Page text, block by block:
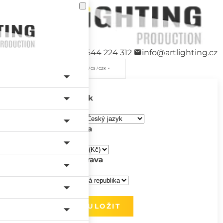
+420 544 224 312 info@artlighting.cz
/ CS / CZK
Jazyk
Měna
Doprava